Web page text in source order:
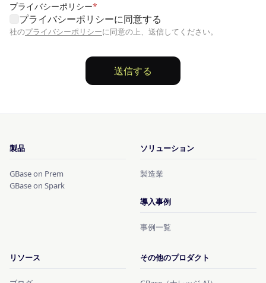
プライバシーポリシー*
プライバシーポリシーに同意する
社のプライバシーポリシーに同意の上、送信してください。
送信する
製品
GBase on Prem
GBase on Spark
ソリューション
製造業
導入事例
事例一覧
リソース その他のプロダクト